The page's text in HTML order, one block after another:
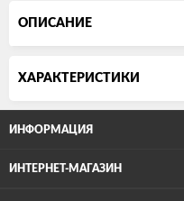
ОПИСАНИЕ
ХАРАКТЕРИСТИКИ
ИНФОРМАЦИЯ
ИНТЕРНЕТ-МАГАЗИН